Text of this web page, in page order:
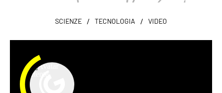
SCIENZE / TECNOLOGIA / VIDEO